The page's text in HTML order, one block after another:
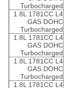
Turbocharged
1.8L 1781CC L4
GAS DOHC
Turbocharged
1.8L 1781CC L4
GAS DOHC
Turbocharged
1.8L 1781CC L4
GAS DOHC
Turbocharged
1.8L 1781CC L4